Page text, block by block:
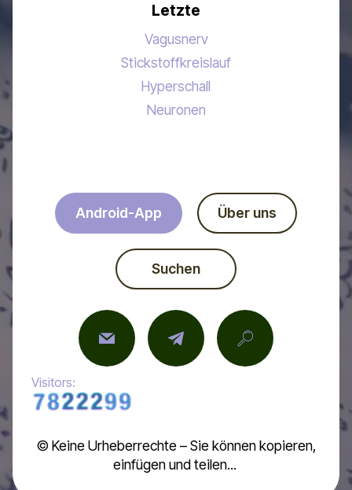
Letzte
Vagusnerv
Stickstoffkreislauf
Hyperschall
Neuronen
Android-App Über uns
Suchen
Visitors:
© Keine Urheberrechte – Sie können kopieren,
einfügen und teilen...